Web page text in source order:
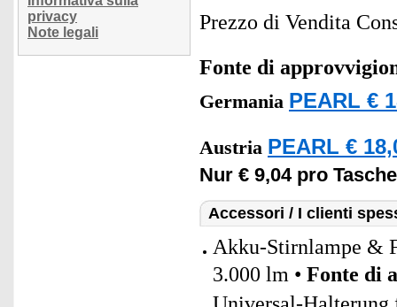
privacy
Note legali
Prezzo di Vendita
Fonte di
Germania PEARL €
Austria PEARL €
Nur € 9,04 pro
Accessori / I clienti
Akku-Stirnlampe &
3.000 lm • Fonte di